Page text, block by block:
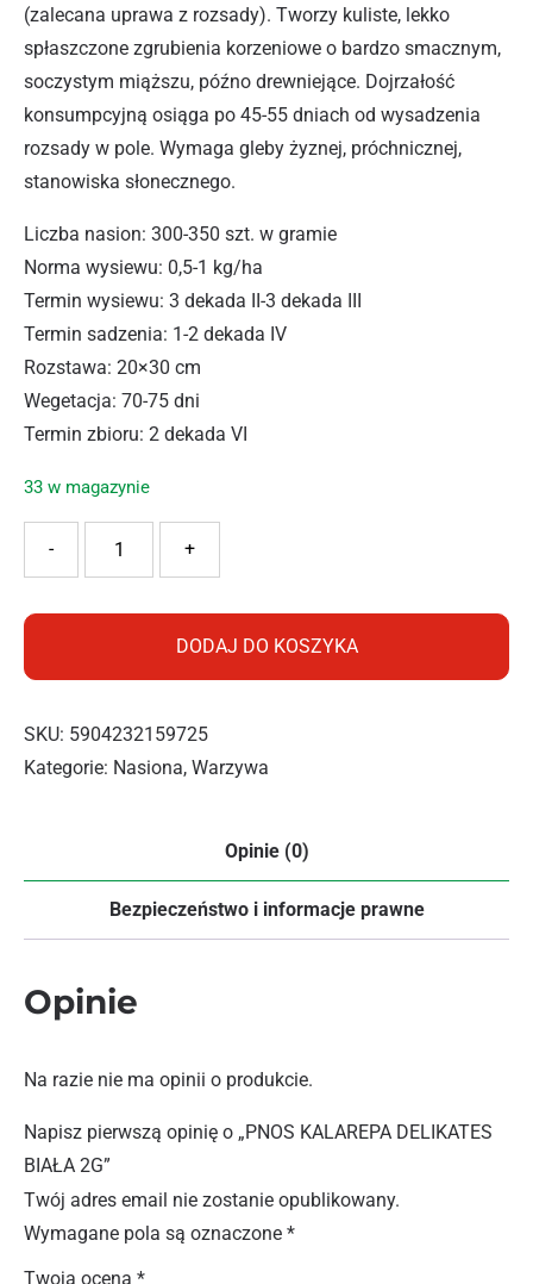
(zalecana uprawa z rozsady). Tworzy kuliste, lekko
spłaszczone zgrubienia korzeniowe o bardzo smacznym,
soczystym miąższu, późno drewniejące. Dojrzałość
konsumpcyjną osiąga po 45-55 dniach od wysadzenia
rozsady w pole. Wymaga gleby żyznej, próchnicznej,
stanowiska słonecznego.
Liczba nasion: 300-350 szt. w gramie
Norma wysiewu: 0,5-1 kg/ha
Termin wysiewu: 3 dekada II-3 dekada III
Termin sadzenia: 1-2 dekada IV
Rozstawa: 20×30 cm
Wegetacja: 70-75 dni
Termin zbioru: 2 dekada VI
33 w magazynie
+
-
DODAJ DO KOSZYKA
SKU: 5904232159725
Kategorie: Nasiona, Warzywa
Opinie (0)
Bezpieczeństwo i informacje prawne
Opinie
Na razie nie ma opinii o produkcie.
Napisz pierwszą opinię o „PNOS KALAREPA DELIKATES
BIAŁA 2G”
Twój adres email nie zostanie opublikowany.
Wymagane pola są oznaczone *
Twoja ocena *